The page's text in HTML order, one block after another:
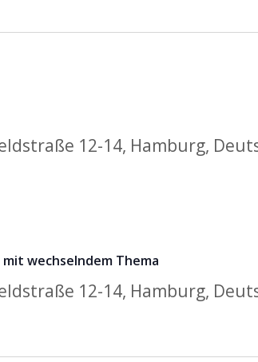
12-14, Hamburg,
wechselndem Thema
12-14, Hamburg,